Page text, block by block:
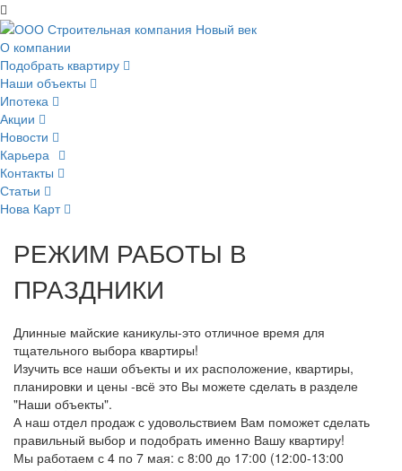
О компании
Подобрать квартиру
Наши объекты
Ипотека
Акции
Новости
Карьера
Контакты
Статьи
Нова Карт
РЕЖИМ РАБОТЫ В
ПРАЗДНИКИ
Длинные майские каникулы-это отличное время для
тщательного выбора квартиры!
Изучить все наши объекты и их расположение, квартиры,
планировки и цены -всё это Вы можете сделать в разделе
"Наши объекты".
А наш отдел продаж с удовольствием Вам поможет сделать
правильный выбор и подобрать именно Вашу квартиру!
Мы работаем с 4 по 7 мая: с 8:00 до 17:00 (12:00-13:00